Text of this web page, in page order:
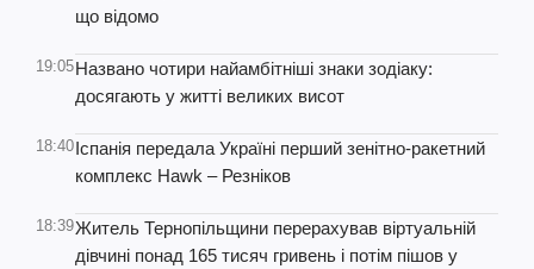
що відомо
19:05Названо чотири найамбітніші знаки зодіаку:
досягають у житті великих висот
18:40Іспанія передала Україні перший зенітно-ракетний
комплекс Hawk – Резніков
18:39Житель Тернопільщини перерахував віртуальній
дівчині понад 165 тисяч гривень і потім пішов у